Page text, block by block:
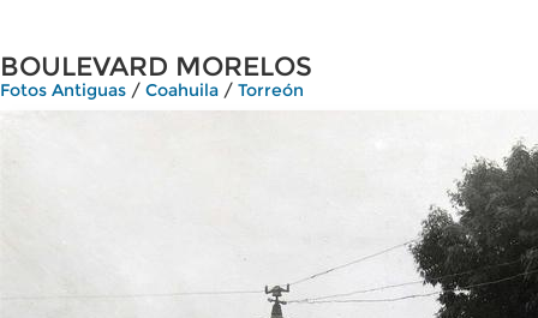
BOULEVARD MORELOS
Fotos Antiguas / Coahuila / Torreón